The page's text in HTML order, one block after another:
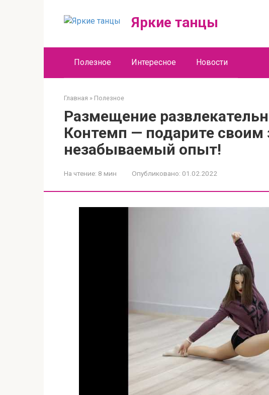
Яркие танцы
Полезное Интересное Новости
Главная » Полезное
Размещение
Контемп — подарите своим
незабываемый опыт!
На чтение: 8 мин Опубликовано: 01.02.2022